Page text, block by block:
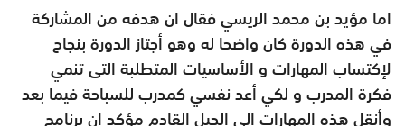
اما مؤيد بن محمد الريسي فقال ان هدفه من المشاركة
في هذه الدورة كان واضحا له وهو أجتاز الدورة بنجاح
لإكتساب المهارات و الأساسيات المتطلبة التى تنمي
فكرة المدرب و لكي أعد نفسي كمدرب للسباحة فيما بعد
وأنقل هذه المهارات إلى الجيل القادم مؤكد ان برنامج